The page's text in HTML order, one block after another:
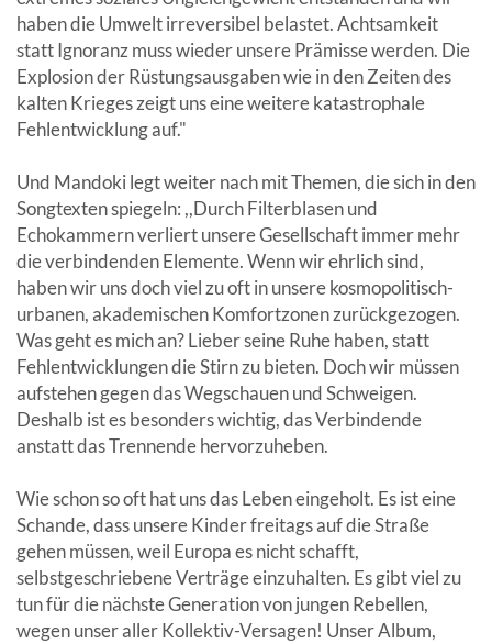
haben die Umwelt irreversibel belastet. Achtsamkeit
statt Ignoranz muss wieder unsere Prämisse werden. Die
Explosion der Rüstungsausgaben wie in den Zeiten des
kalten Krieges zeigt uns eine weitere katastrophale
Fehlentwicklung auf."
Und Mandoki legt weiter nach mit Themen, die sich in den
Songtexten spiegeln: ,,Durch Filterblasen und
Echokammern verliert unsere Gesellschaft immer mehr
die verbindenden Elemente. Wenn wir ehrlich sind,
haben wir uns doch viel zu oft in unsere kosmopolitisch-
urbanen, akademischen Komfortzonen zurückgezogen.
Was geht es mich an? Lieber seine Ruhe haben, statt
Fehlentwicklungen die Stirn zu bieten. Doch wir müssen
aufstehen gegen das Wegschauen und Schweigen.
Deshalb ist es besonders wichtig, das Verbindende
anstatt das Trennende hervorzuheben.
Wie schon so oft hat uns das Leben eingeholt. Es ist eine
Schande, dass unsere Kinder freitags auf die Straße
gehen müssen, weil Europa es nicht schafft,
selbstgeschriebene Verträge einzuhalten. Es gibt viel zu
tun für die nächste Generation von jungen Rebellen,
wegen unser aller Kollektiv-Versagen! Unser Album,